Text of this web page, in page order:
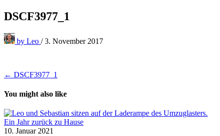
DSCF3977_1
by Leo / 3. November 2017
Beitragsnavigation
← DSCF3977_1
You might also like
Ein Jahr zurück zu Hause
10. Januar 2021